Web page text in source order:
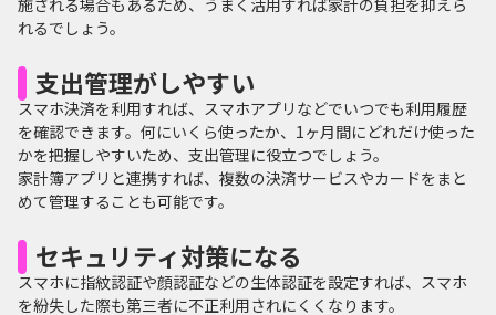
れるでしょう。
支出管理がしやすい
スマホ決済を利用すれば、スマホアプリなどでいつでも利用履歴
を確認できます。何にいくら使ったか、1ヶ月間にどれだけ使った
かを把握しやすいため、支出管理に役立つでしょう。
家計簿アプリと連携すれば、複数の決済サービスやカードをまと
めて管理することも可能です。
セキュリティ対策になる
スマホに指紋認証や顔認証などの生体認証を設定すれば、スマホ
を紛失した際も第三者に不正利用されにくくなります。